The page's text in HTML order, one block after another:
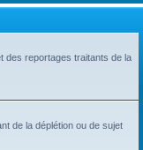
des reportages traitants de la
de la déplétion ou de sujet